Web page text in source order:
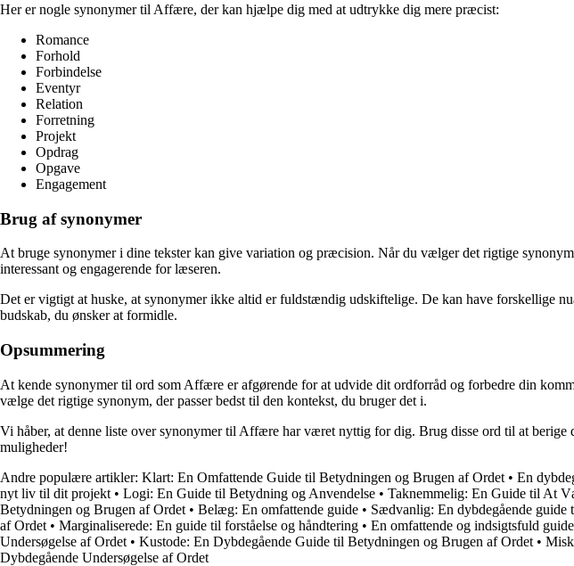
Her er nogle synonymer til Affære, der kan hjælpe dig med at udtrykke dig mere præcist:
Romance
Forhold
Forbindelse
Eventyr
Relation
Forretning
Projekt
Opdrag
Opgave
Engagement
Brug af synonymer
At bruge synonymer i dine tekster kan give variation og præcision. Når du vælger det rigtige
interessant og engagerende for læseren.
Det er vigtigt at huske, at synonymer ikke altid er fuldstændig udskiftelige. De kan have forskellige
budskab, du ønsker at formidle.
Opsummering
At kende synonymer til ord som Affære er afgørende for at udvide dit ordforråd og forbedre din
vælge det rigtige synonym, der passer bedst til den kontekst, du bruger det i.
Vi håber, at denne liste over synonymer til Affære har været nyttig for dig. Brug disse ord til at
muligheder!
Andre populære artikler: Klart: En Omfattende Guide til Betydningen og Brugen af Ordet • En
nyt liv til dit projekt • Logi: En Guide til Betydning og Anvendelse • Taknemmelig: En Guide til At
Betydningen og Brugen af Ordet • Belæg: En omfattende guide • Sædvanlig: En dybdegående guide
af Ordet • Marginaliserede: En guide til forståelse og håndtering • En omfattende og indsigtsfuld
Undersøgelse af Ordet • Kustode: En Dybdegående Guide til Betydningen og Brugen af Ordet •
Dybdegående Undersøgelse af Ordet